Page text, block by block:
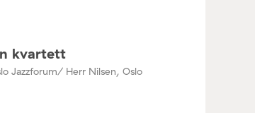
kvartett
Jazzforum/ Herr Nilsen, Oslo